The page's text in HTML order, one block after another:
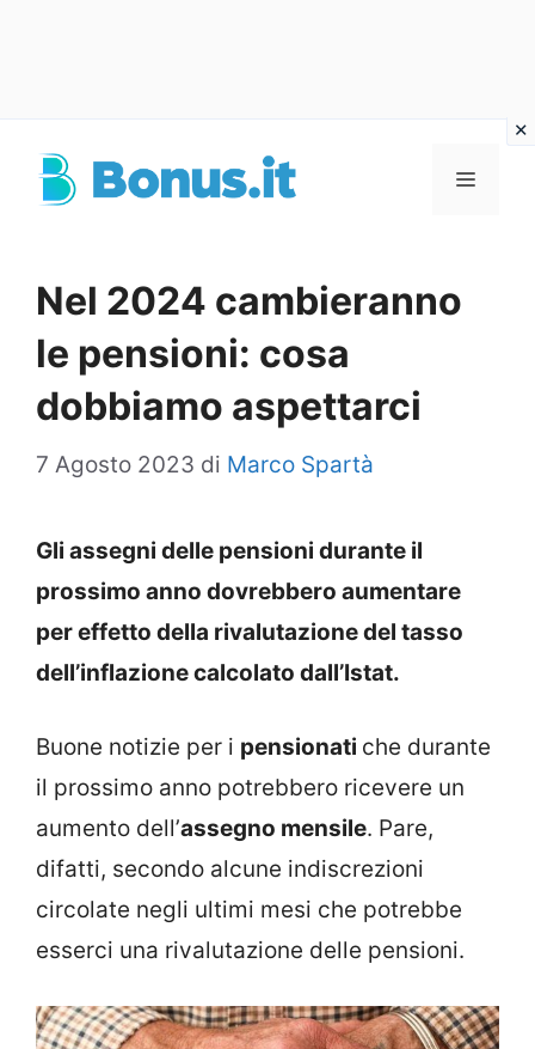
Menu
Nel 2024 cambieranno
le pensioni: cosa
dobbiamo aspettarci
7 Agosto 2023 di Marco Spartà
Gli assegni delle pensioni durante il
prossimo anno dovrebbero aumentare
per effetto della rivalutazione del tasso
dell’inflazione calcolato dall’Istat.
Buone notizie per i pensionati che durante
il prossimo anno potrebbero ricevere un
aumento dell’assegno mensile. Pare,
difatti, secondo alcune indiscrezioni
circolate negli ultimi mesi che potrebbe
esserci una rivalutazione delle pensioni.